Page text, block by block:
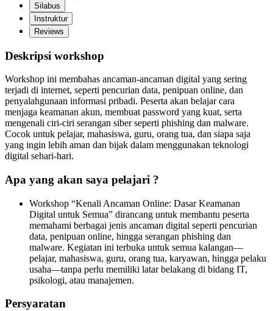
Silabus
Instruktur
Reviews
Deskripsi workshop
Workshop ini membahas ancaman-ancaman digital yang sering
terjadi di internet, seperti pencurian data, penipuan online, dan
penyalahgunaan informasi pribadi. Peserta akan belajar cara
menjaga keamanan akun, membuat password yang kuat, serta
mengenali ciri-ciri serangan siber seperti phishing dan malware.
Cocok untuk pelajar, mahasiswa, guru, orang tua, dan siapa saja
yang ingin lebih aman dan bijak dalam menggunakan teknologi
digital sehari-hari.
Apa yang akan saya pelajari ?
Workshop “Kenali Ancaman Online: Dasar Keamanan
Digital untuk Semua” dirancang untuk membantu peserta
memahami berbagai jenis ancaman digital seperti pencurian
data, penipuan online, hingga serangan phishing dan
malware. Kegiatan ini terbuka untuk semua kalangan—
pelajar, mahasiswa, guru, orang tua, karyawan, hingga pelaku
usaha—tanpa perlu memiliki latar belakang di bidang IT,
psikologi, atau manajemen.
Persyaratan